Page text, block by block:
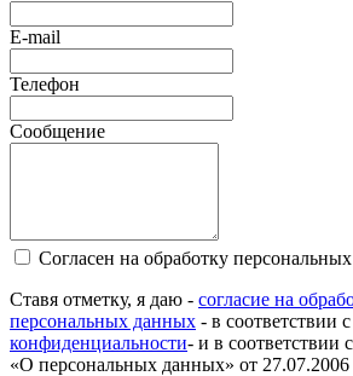
E-mail
Телефон
Сообщение
Согласен на обработку
Ставя отметку, я даю - согласие на
персональных данных - в соответствии
конфиденциальности- и в соответствии
«О персональных данных» от 27.07.2006